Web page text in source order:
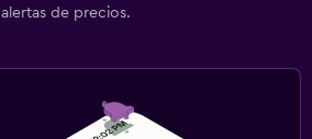
alertas de precios.